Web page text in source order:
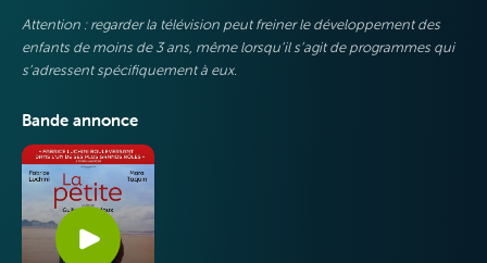
Attention : regarder la télévision peut freiner le développement des
enfants de moins de 3 ans, même lorsqu’il s’agit de programmes qui
s’adressent spécifiquement à eux.
Bande annonce